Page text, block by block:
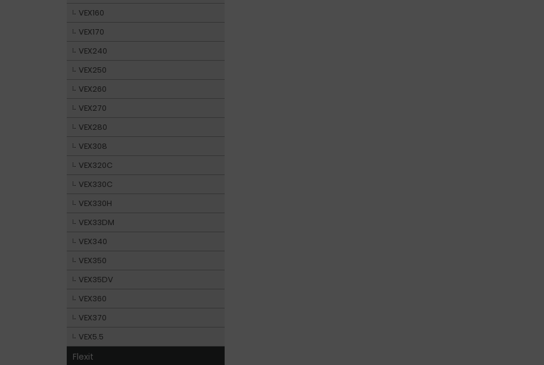
VEX160
VEX170
VEX240
VEX250
VEX260
VEX270
VEX280
VEX308
VEX320C
VEX330C
VEX330H
VEX33DM
VEX340
VEX350
VEX35DV
VEX360
VEX370
VEX5.5
Flexit